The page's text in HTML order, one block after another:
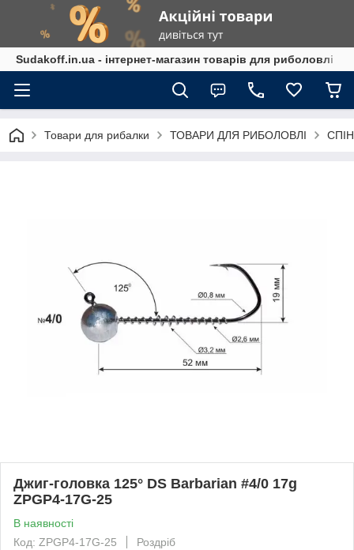
Sudakoff.in.ua - інтернет-магазин товарів для риболовлі
Товари для рибалки ТОВАРИ ДЛЯ РИБОЛОВЛІ
Джиг-головка 125° DS Barbarian #4/0 17g
ZPGP4-17G-25
В наявності
Код: ZPGP4-17G-25
Роздріб